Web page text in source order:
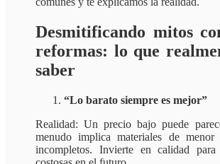
Desmitificando mitos
reformas: lo que
saber
“Lo barato siempre es mejor”
Realidad: Un precio bajo puede
menudo implica materiales de
incompletos. Invierte en calidad para